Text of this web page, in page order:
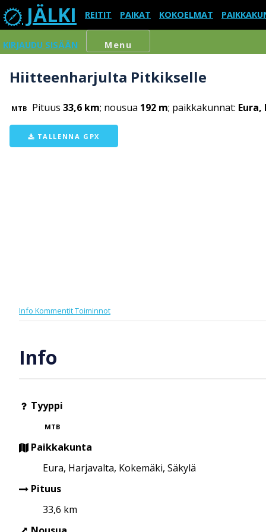
JÄLKI REITIT PAIKAT KOKOELMAT
KIRJAUDU SISÄÄN Menu
Hiitteenharjulta Pitkikselle
MTB Pituus 33,6 km; nousua 192 m; paikkakunnat:
TALLENNA GPX
Info KommentitToiminnot
Info
Tyyppi
MTB
Paikkakunta
Eura, Harjavalta, Kokemäki, Säkylä
Pituus
33,6 km